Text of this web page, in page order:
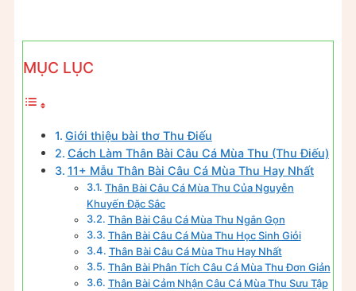
MỤC LỤC
Giới thiệu bài thơ Thu Điếu
Cách Làm Thân Bài Câu Cá Mùa Thu (Thu Điếu)
11+ Mẫu Thân Bài Câu Cá Mùa Thu Hay Nhất
Thân Bài Câu Cá Mùa Thu Của Nguyễn
Khuyến Đặc Sắc
Thân Bài Câu Cá Mùa Thu Ngắn Gọn
Thân Bài Câu Cá Mùa Thu Học Sinh Giỏi
Thân Bài Câu Cá Mùa Thu Hay Nhất
Thân Bài Phân Tích Câu Cá Mùa Thu Đơn Giản
Thân Bài Cảm Nhận Câu Cá Mùa Thu Sưu Tập